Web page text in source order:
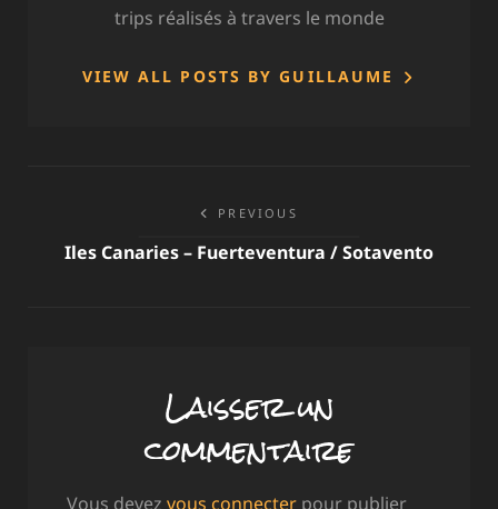
trips réalisés à travers le monde
VIEW ALL POSTS BY GUILLAUME
Navigation
de
PREVIOUS
Iles Canaries – Fuerteventura / Sotavento
Laisser un
commentaire
Vous devez vous connecter pour publier